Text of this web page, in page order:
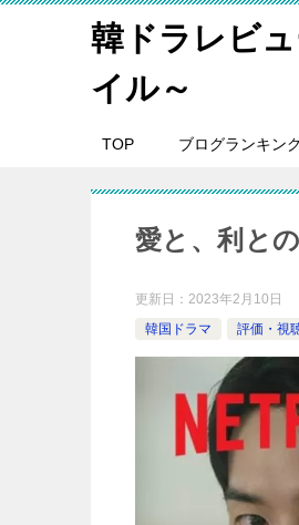
韓ドラレビ
イル～
TOP ブログランキン
愛と、利と
更新日： 2023年2月10日
韓国ドラマ
評価・視